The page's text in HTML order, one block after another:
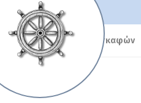
Ενοικίασης σκαφών